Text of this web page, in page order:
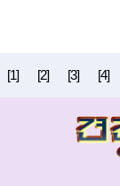
[1] [2] [3] [4]